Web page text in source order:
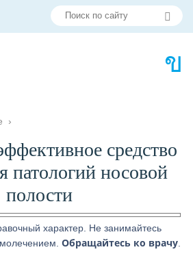
›
средство
патологий носовой
полости
характер. Не занимайтесь
Обращайтесь ко врачу